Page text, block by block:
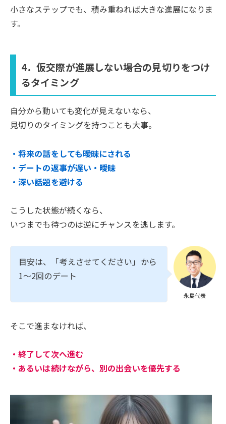
小さなステップでも、積み重ねれば大きな進展になりま
す。
4．仮交際が進展しない場合の見切りをつけ
るタイミング
自分から動いても変化が見えないなら、
見切りのタイミングを持つことも大事。
・将来の話をしても曖昧にされる
・デートの返事が遅い・曖昧
・深い話題を避ける
こうした状態が続くなら、
いつまでも待つのは逆にチャンスを逃します。
永島代表
目安は、「考えさせてください」から
1〜2回のデート
そこで進まなければ、
・終了して次へ進む
・あるいは続けながら、別の出会いを優先する